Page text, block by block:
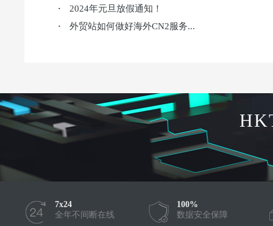
· 2024年元旦放假通知！
· 外贸站如何做好海外CN2服务...
7x24
全年不间断在线
100%
数据安全保障